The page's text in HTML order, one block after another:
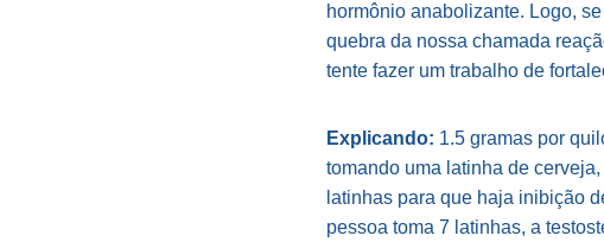
hormônio anabolizante. Logo,
quebra da nossa chamada
tente fazer um trabalho de
Explicando: 1.5 gramas por
tomando uma latinha de
latinhas para que haja inibição
pessoa toma 7 latinhas, a